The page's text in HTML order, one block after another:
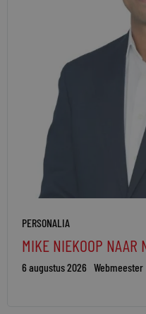
PERSONALIA
MIKE NIEKOOP NAAR
6 augustus 2026 Webmeester